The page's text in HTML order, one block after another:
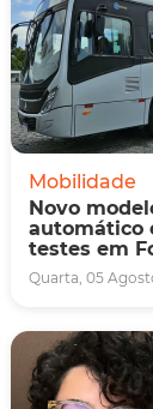
Mobilidade
Novo
automático
testes em
Quarta, 05